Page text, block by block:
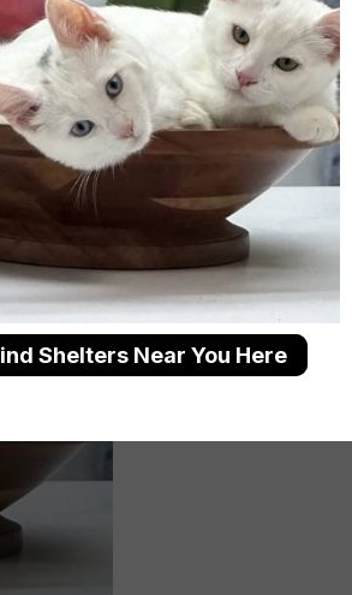
de té de raíz de diente
Planet!
Shelters Near You Here